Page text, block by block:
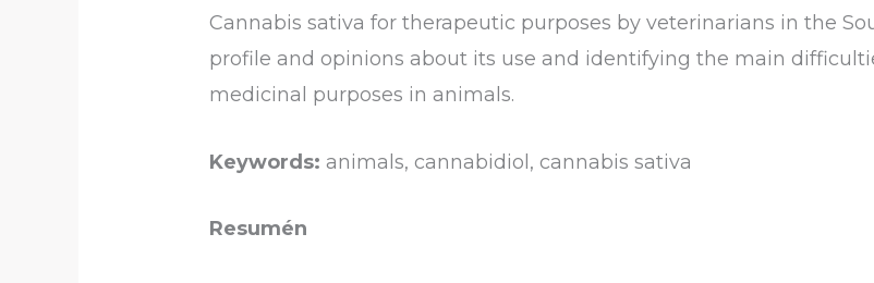
Cannabis sativa for therapeutic purposes by veterinarians in the
profile and opinions about its use and identifying the main
medicinal purposes in animals.
Keywords: animals, cannabidiol, cannabis sativa
Resumén